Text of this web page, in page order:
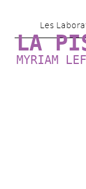
to
Les
LA
MYRIAM